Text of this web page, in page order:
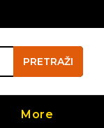
PRETRAŽI
More